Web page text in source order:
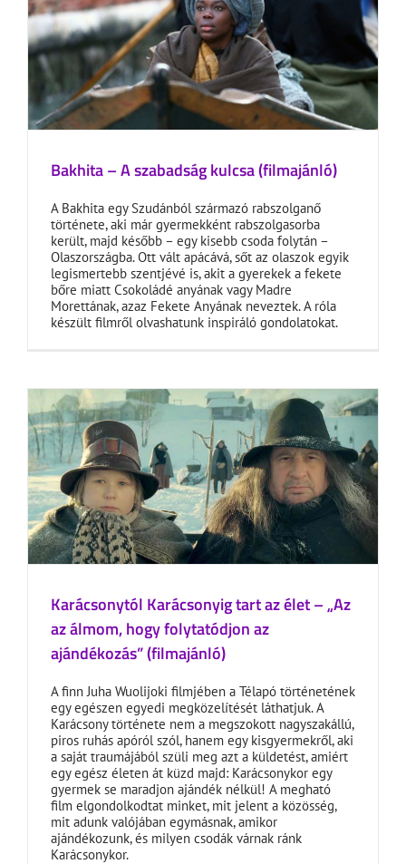
Bakhita – A szabadság kulcsa (filmajánló)
A Bakhita egy Szudánból származó rabszolganő
története, aki már gyermekként rabszolgasorba
került, majd később – egy kisebb csoda folytán –
Olaszországba. Ott vált apácává, sőt az olaszok egyik
legismertebb szentjévé is, akit a gyerekek a fekete
bőre miatt Csokoládé anyának vagy Madre
Morettának, azaz Fekete Anyának neveztek. A róla
készült filmről olvashatunk inspiráló gondolatokat.
Karácsonytól Karácsonyig tart az élet – „Az
az álmom, hogy folytatódjon az
ajándékozás” (filmajánló)
A finn Juha Wuolijoki filmjében a Télapó történetének
egy egészen egyedi megközelítését láthatjuk. A
Karácsony története nem a megszokott nagyszakállú,
piros ruhás apóról szól, hanem egy kisgyermekről, aki
a saját traumájából szüli meg azt a küldetést, amiért
egy egész életen át küzd majd: Karácsonykor egy
gyermek se maradjon ajándék nélkül! A megható
film elgondolkodtat minket, mit jelent a közösség,
mit adunk valójában egymásnak, amikor
ajándékozunk, és milyen csodák várnak ránk
Karácsonykor.